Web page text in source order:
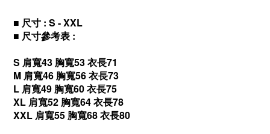
■ 尺寸 : S - XXL
■ 尺寸參考表 :
S 肩寬43 胸寬53 衣長71
M 肩寬46 胸寬56 衣長73
L 肩寬49 胸寬60 衣長75
XL 肩寬52 胸寬64 衣長78
XXL 肩寬55 胸寬68 衣長80